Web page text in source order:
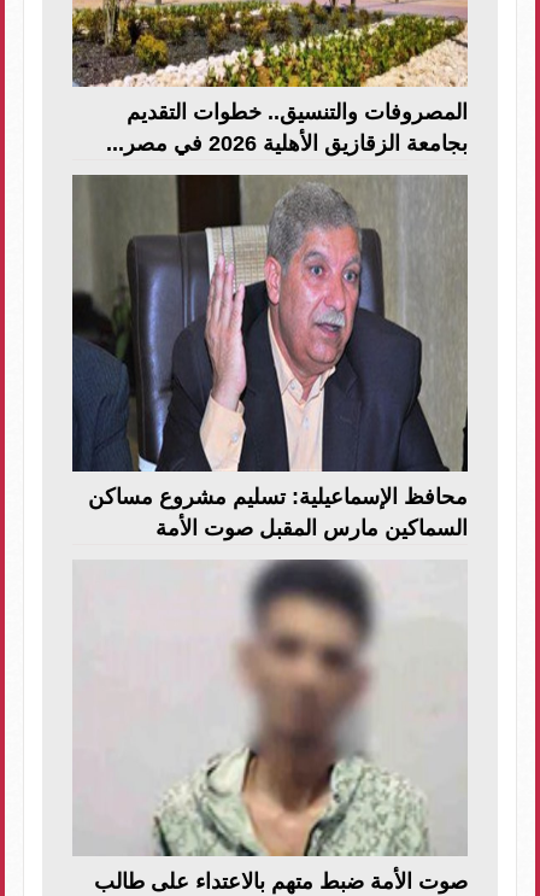
المصروفات والتنسيق.. خطوات التقديم
بجامعة الزقازيق الأهلية 2026 في مصر...
محافظ الإسماعيلية: تسليم مشروع مساكن
السماكين مارس المقبل صوت الأمة
صوت الأمة ضبط متهم بالاعتداء على طالب